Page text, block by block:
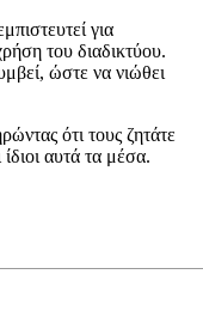
για
του διαδικτύου.
ώστε να νιώθει
ότι τους ζητάτε
αυτά τα μέσα.